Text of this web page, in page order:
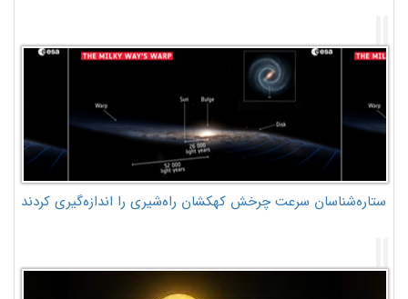
ستاره‌شناسان سرعت چرخش کهکشان راه‌شیری را اندازه‌گیری کردند